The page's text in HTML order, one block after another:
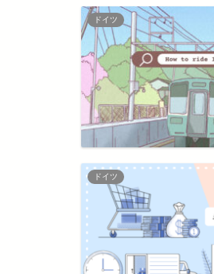
ドイツ
ドイツ